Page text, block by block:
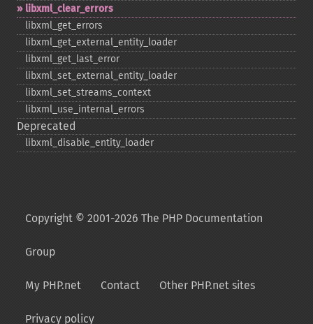
libxml_​clear_​errors
libxml_​get_​errors
libxml_​get_​external_​entity_​loader
libxml_​get_​last_​error
libxml_​set_​external_​entity_​loader
libxml_​set_​streams_​context
libxml_​use_​internal_​errors
Deprecated
libxml_​disable_​entity_​loader
Copyright © 2001-2026 The PHP Documentation
Group
My PHP.net Contact Other PHP.net sites
Privacy policy